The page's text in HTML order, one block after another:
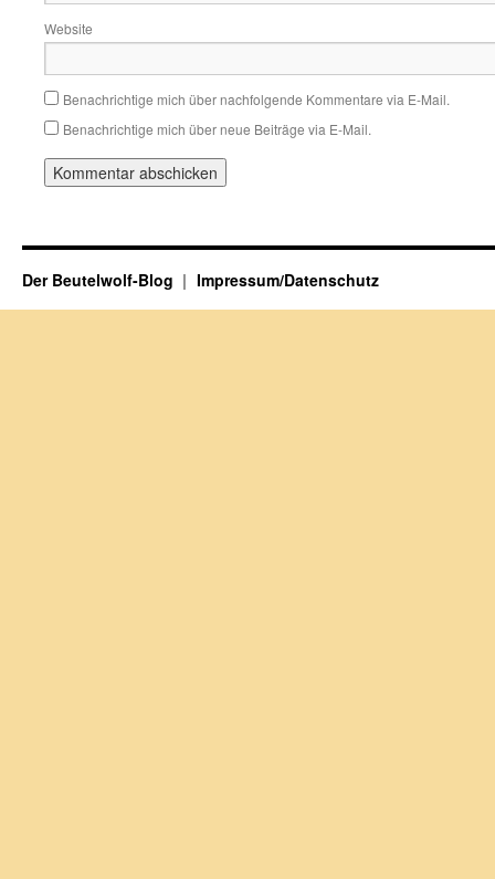
Website
Benachrichtige mich über nachfolgende Kommentare via E-Mail.
Benachrichtige mich über neue Beiträge via E-Mail.
Der Beutelwolf-Blog Impressum/Datenschutz